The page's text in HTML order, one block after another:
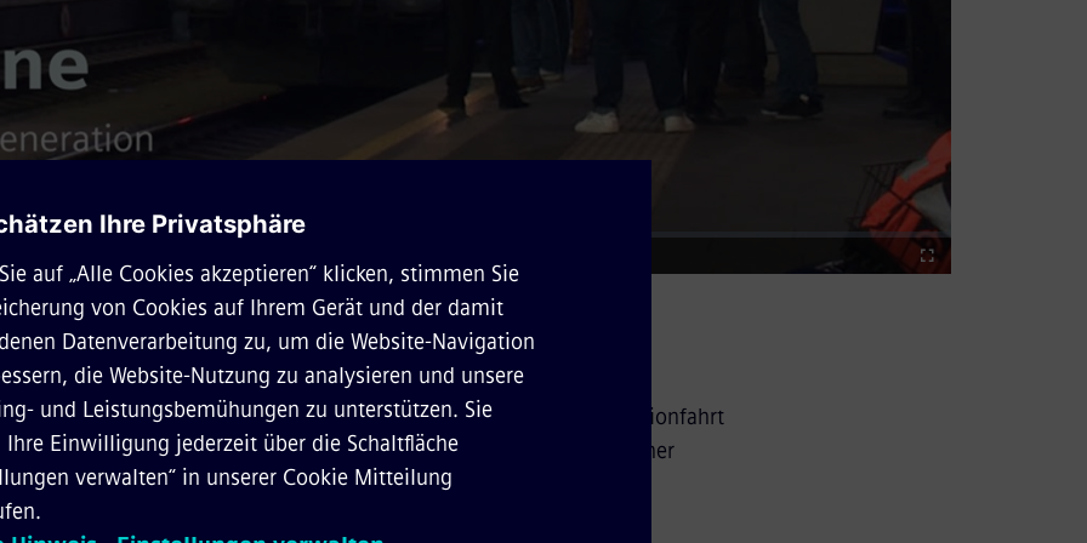
Video
Fullscreen
Siemens Mobility ist da! Am 14. November ist er zu einer Promotionfahrt
am Vormittag gab es eine große Veranstaltung am Wiener